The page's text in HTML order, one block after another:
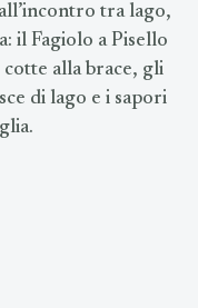
tra lago,
il Fagiolo a Pisello
alla brace, gli
di lago e i sapori